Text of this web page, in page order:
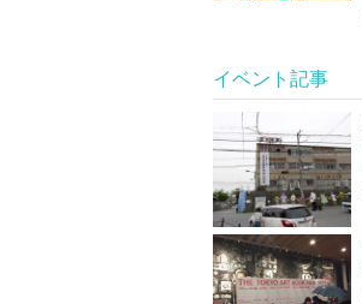
イベント記事